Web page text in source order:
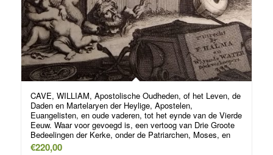
CAVE, WILLIAM, Apostolische Oudheden, of het Leven, de
Daden en Martelaryen der Heylige, Apostelen,
Euangelisten, en oude vaderen, tot het eynde van de Vierde
Eeuw. Waar voor gevoegd is, een vertoog van Drie Groote
Bedeelingen der Kerke, onder de Patriarchen, Moses, en
€220,00